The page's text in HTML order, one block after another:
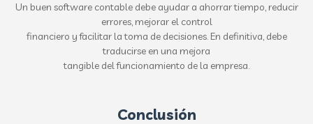
Un buen software contable debe ayudar a ahorrar tiempo, reducir
errores, mejorar el control
financiero y facilitar la toma de decisiones. En definitiva, debe
traducirse en una mejora
tangible del funcionamiento de la empresa.
Conclusión